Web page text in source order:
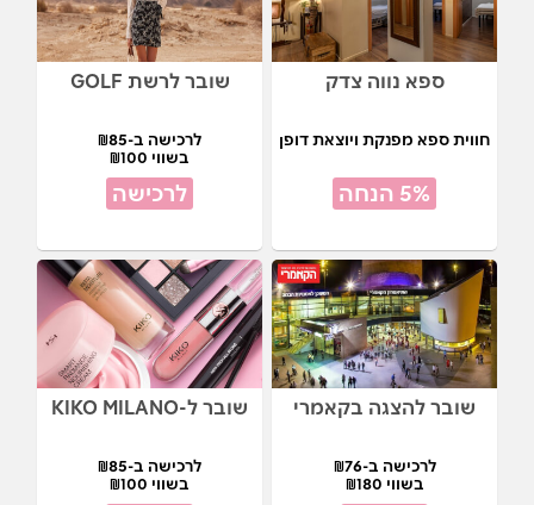
ספא נווה צדק
חווית ספא מפנקת ויוצאת דופן
5% הנחה
שובר לרשת GOLF
לרכישה ב-₪85
בשווי ₪100
לרכישה
שובר להצגה בקאמרי
לרכישה ב-₪76
בשווי ₪180
שובר ל-KIKO MILANO
לרכישה ב-₪85
בשווי ₪100